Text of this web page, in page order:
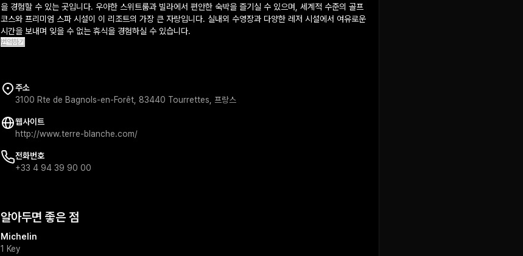
을 경험할 수 있는 곳입니다. 우아한 스위트룸과 빌라에서 편안한 숙박을 즐기실 수 있으며, 세계적 수준의 골프
코스와 프리미엄 스파 시설이 이 리조트의 가장 큰 자랑입니다. 실내외 수영장과 다양한 레저 시설에서 여유로운
시간을 보내며 잊을 수 없는 휴식을 경험하실 수 있습니다.
번역하기
주소
3100 Rte de Bagnols-en-Forêt, 83440 Tourrettes, 프랑스
웹사이트
http://www.terre-blanche.com/
전화번호
+33 4 94 39 90 00
알아두면 좋은 점
Michelin
1 Key